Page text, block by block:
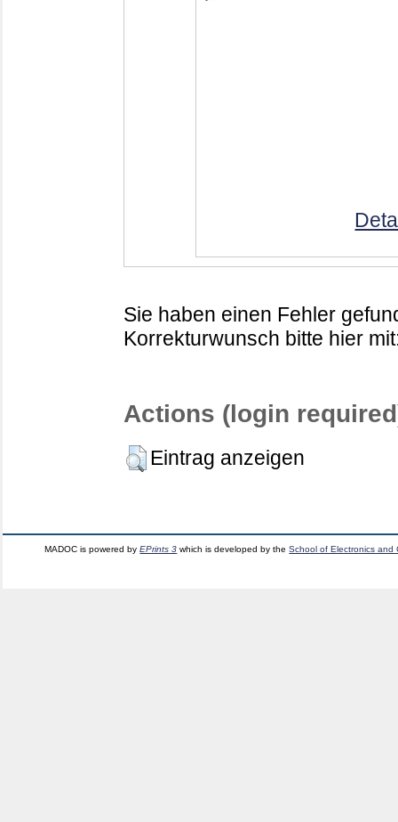
Sie haben einen Fehler
Korrekturwunsch bitte hier
Actions (login
Eintrag anzeigen
MADOC is powered byEPrints 3 which is developed by theSchool of Electronics and